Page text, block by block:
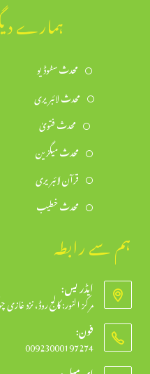
ہمارے
محدث سٹوڈیو
محدث لائبریری
محدث فتویٰ
محدث میگزین
قرآن لائبریری
محدث خطیب
ہم سے رابطہ
ایڈریس:
مرکز النور: کالج روڈ، نزد
فون:
00923000197274
Opens